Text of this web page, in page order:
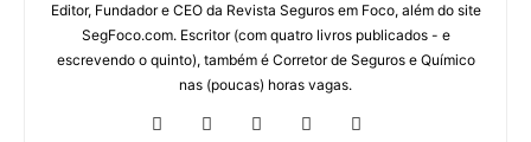
Editor, Fundador e CEO da Revista Seguros em Foco, além do site
SegFoco.com. Escritor (com quatro livros publicados - e
escrevendo o quinto), também é Corretor de Seguros e Químico
nas (poucas) horas vagas.